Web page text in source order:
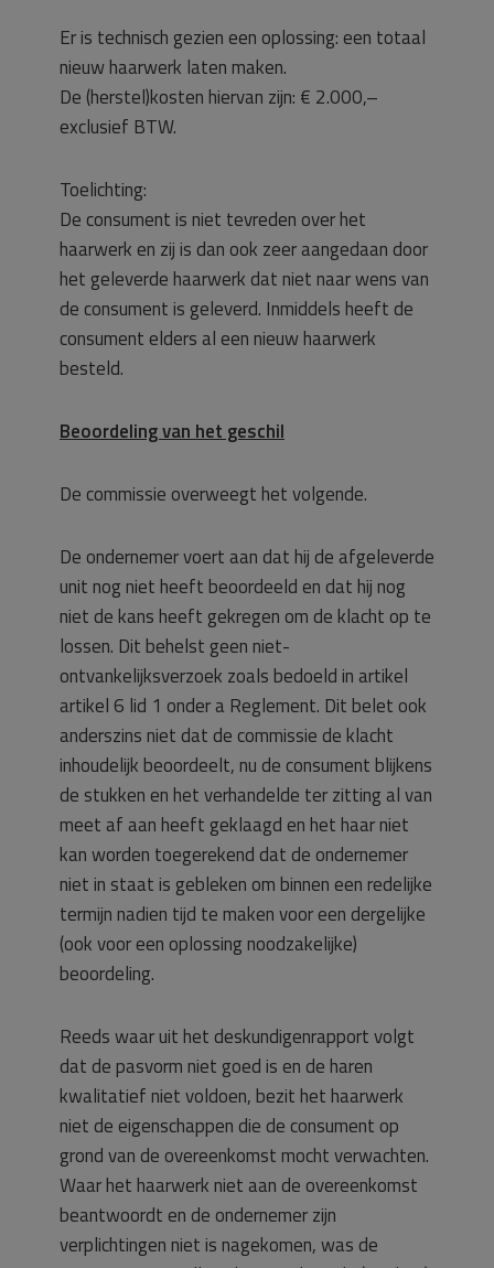
Er is technisch gezien een oplossing: een totaal
nieuw haarwerk laten maken.
De (herstel)kosten hiervan zijn: € 2.000,–
exclusief BTW.
Toelichting:
De consument is niet tevreden over het
haarwerk en zij is dan ook zeer aangedaan door
het geleverde haarwerk dat niet naar wens van
de consument is geleverd. Inmiddels heeft de
consument elders al een nieuw haarwerk
besteld.
Beoordeling van het geschil
De commissie overweegt het volgende.
De ondernemer voert aan dat hij de afgeleverde
unit nog niet heeft beoordeeld en dat hij nog
niet de kans heeft gekregen om de klacht op te
lossen. Dit behelst geen niet-
ontvankelijksverzoek zoals bedoeld in artikel
artikel 6 lid 1 onder a Reglement. Dit belet ook
anderszins niet dat de commissie de klacht
inhoudelijk beoordeelt, nu de consument blijkens
de stukken en het verhandelde ter zitting al van
meet af aan heeft geklaagd en het haar niet
kan worden toegerekend dat de ondernemer
niet in staat is gebleken om binnen een redelijke
termijn nadien tijd te maken voor een dergelijke
(ook voor een oplossing noodzakelijke)
beoordeling.
Reeds waar uit het deskundigenrapport volgt
dat de pasvorm niet goed is en de haren
kwalitatief niet voldoen, bezit het haarwerk
niet de eigenschappen die de consument op
grond van de overeenkomst mocht verwachten.
Waar het haarwerk niet aan de overeenkomst
beantwoordt en de ondernemer zijn
verplichtingen niet is nagekomen, was de